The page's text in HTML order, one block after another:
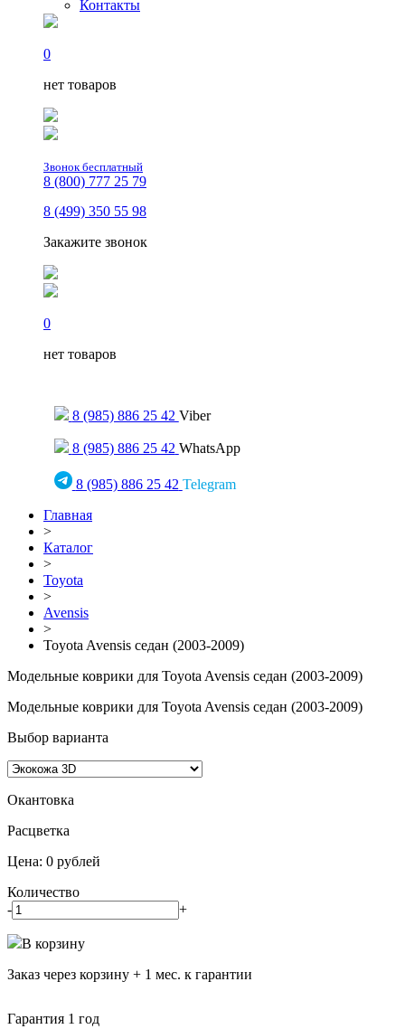
Контакты
0
нет товаров
Звонок бесплатный
8 (800) 777 25 79
8 (499) 350 55 98
Закажите звонок
0
нет товаров
8 (985) 886 25 42 Viber
8 (985) 886 25 42 WhatsApp
8 (985) 886 25 42 Telegram
Главная
>
Каталог
>
Toyota
>
Avensis
>
Toyota Avensis седан (2003-2009)
Модельные коврики для Toyota Avensis седан (2003-2009)
Модельные коврики для Toyota Avensis седан (2003-2009)
Выбор варианта
Окантовка
Pасцветка
Цена: 0 рублей
Количество
-
+
В корзину
Заказ через корзину + 1 мес. к гарантии
Гарантия 1 год